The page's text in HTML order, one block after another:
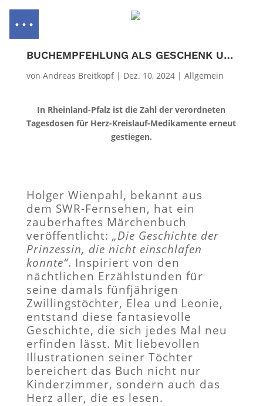
BUCHEMPFEHLUNG ALS GESCHENK UNTER DEM TANNENBAUM
von Andreas Breitkopf| Dez. 10, 2024| Allgemein
In Rheinland-Pfalz ist die Zahl der verordneten
Tagesdosen für Herz-Kreislauf-Medikamente erneut
gestiegen.
Holger Wienpahl, bekannt aus
dem SWR-Fernsehen, hat ein
zauberhaftes Märchenbuch
veröffentlicht: „Die Geschichte der
Prinzessin, die nicht einschlafen
konnte“. Inspiriert von den
nächtlichen Erzählstunden für
seine damals fünfjährigen
Zwillingstöchter, Elea und Leonie,
entstand diese fantasievolle
Geschichte, die sich jedes Mal neu
erfinden lässt. Mit liebevollen
Illustrationen seiner Töchter
bereichert das Buch nicht nur
Kinderzimmer, sondern auch das
Herz aller, die es lesen.